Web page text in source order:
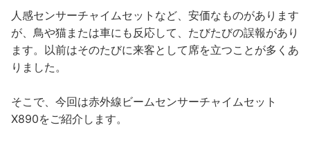
人感センサーチャイムセットなど、安価なものがあります
が、鳥や猫または車にも反応して、たびたびの誤報があり
ます。以前はそのたびに来客として席を立つことが多くあ
りました。
そこで、今回は赤外線ビームセンサーチャイムセット
X890をご紹介します。